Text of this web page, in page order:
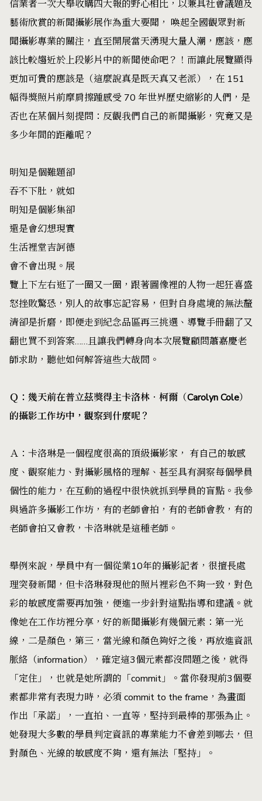
信業者一次大舉收購四大報的野心相比，以兼具社會議題及
藝術欣賞的新聞攝影展作為重大要聞， 喚起全國觀眾對新
聞攝影專業的關注，直至開展當天湧現大量人潮 ，應該，應
該比較趨近於上段影片中的新聞使命吧？！而讓此展覽顯得
更加可貴的應該是（這麼說真是既天真又老派），在 151
幅得獎照片前摩肩擦踵感受 70 年世界歷史縮影的人們，是
否也在某個片刻提問：反觀我們自己的新聞攝影，究竟又是
多少年間的距離呢？
明知是個難題卻
吞不下肚，就如
明知是個影集卻
還是會幻想現實
生活裡堂吉訶德
會不會出現。展
覽上下左右逛了一圈又一圈，跟著圖像裡的人物一起狂喜盛
怒挫敗驚恐，別人的故事忘記容易，但對自身處境的無法釐
清卻是折磨，即便走到紀念品區再三挑選、導覽手冊翻了又
翻也買不到答案……且讓我們轉身向本次展覽顧問蕭嘉慶老
師求助，聽他如何解答這些大哉問。
Ｑ：幾天前在普立茲獎得主卡洛林．柯爾（Carolyn Cole）
的攝影工作坊中，觀察到什麼呢？
Ａ：卡洛琳是一個程度很高的頂級攝影家， 有自己的敏感
度、觀察能力、對攝影風格的理解、甚至具有洞察每個學員
個性的能力，在互動的過程中很快就抓到學員的盲點。我參
與過許多攝影工作坊，有的老師會拍，有的老師會教，有的
老師會拍又會教，卡洛琳就是這種老師。
舉例來說，學員中有一個從業10年的攝影記者，很擅長處
理突發新聞，但卡洛琳發現他的照片裡彩色不夠一致，對色
彩的敏感度需要再加強，便進一步針對這點指導和建議。就
像她在工作坊裡分享，好的新聞攝影有幾個元素：第一光
線，二是顏色，第三，當光線和顏色夠好之後，再放進資訊
脈絡（information），確定這3個元素都沒問題之後，就得
「定住」，也就是她所謂的「commit」。當你發現前3個要
素都非常有表現力時，必須 commit to the frame，為畫面
作出「承諾」，一直拍、一直等，堅持到最棒的那張為止。
她發現大多數的學員判定資訊的專業能力不會差到哪去，但
對顏色、光線的敏感度不夠，還有無法「堅持」。